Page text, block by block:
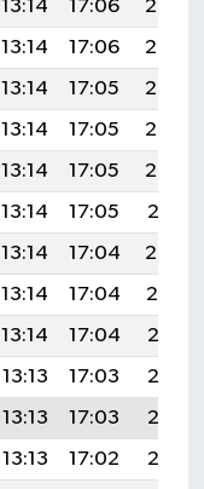
13:14 17:06
20:26
13:14 17:06
20:25
13:14 17:05
20:24
13:14 17:05
20:23
13:14 17:05
20:22
13:14 17:05
20:21
13:14 17:04
20:20
13:14 17:04
20:19
13:14 17:04
20:18
13:13 17:03
20:17
13:13 17:03
20:16
13:13 17:02
20:15